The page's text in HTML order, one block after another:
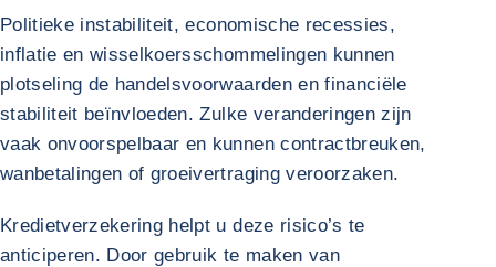
Politieke instabiliteit, economische recessies,
inflatie en wisselkoersschommelingen kunnen
plotseling de handelsvoorwaarden en financiële
stabiliteit beïnvloeden. Zulke veranderingen zijn
vaak onvoorspelbaar en kunnen contractbreuken,
wanbetalingen of groeivertraging veroorzaken.
Kredietverzekering helpt u deze risico’s te
anticiperen. Door gebruik te maken van